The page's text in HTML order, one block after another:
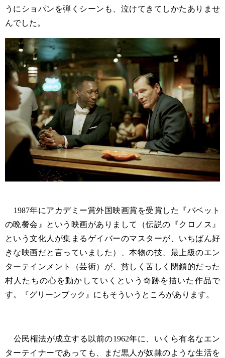
うにショパンを弾くシーンも、泣けてきてしかたありませ
んでした。
1987年にアカデミー賞外国映画賞を受賞した『バベット
の晩餐会』という映画がありまして（伝説の『クロノス』
という文化人が集まるゲイバーのマスターが、いちばん好
きな映画だと言っていました）、本物の技、最上級のエン
ターテインメント（芸術）が、貧しく苦しく閉鎖的だった
村人たちの心を動かしていくという奇跡を描いた作品で
す。『グリーンブック』にもそういうところがあります。
公民権法が成立する以前の1962年に、いくら有名なエン
ターテイナーであっても、まだ黒人が奴隷のような生活を